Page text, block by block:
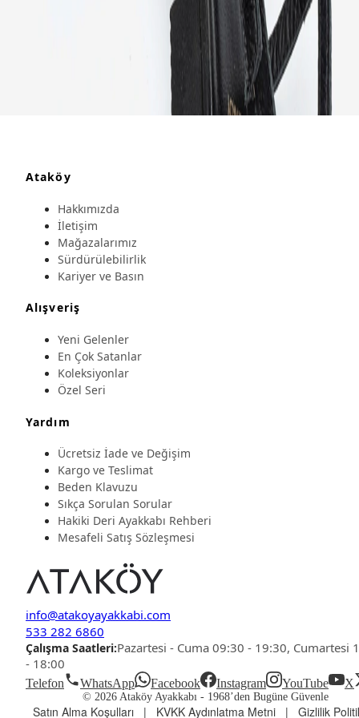
Ataköy
Hakkımızda
İletişim
Mağazalarımız
Sürdürülebilirlik
Kariyer ve Basın
Alışveriş
Yeni Gelenler
En Çok Satanlar
Koleksiyonlar
Özel Seri
Yardım
Ücretsiz İade ve Değişim
Kargo ve Teslimat
Beden Klavuzu
Sıkça Sorulan Sorular
Hakiki Deri Ayakkabı Rehberi
Mesafeli Satış Sözleşmesi
info@atakoyayakkabi.com
533 282 6860
Çalışma Saatleri:Pazartesi - Cuma 09:30 - 19:30, Cumartesi
- 18:00
Telefon WhatsApp Facebook Instagram YouTube X
© 2026 Ataköy Ayakkabı - 1968’den Bugüne Güvenle
Satın Alma Koşulları | KVKK Aydınlatma Metni | Gizlilik